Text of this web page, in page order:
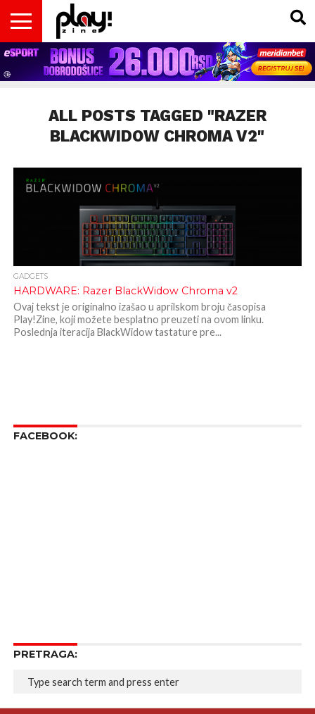
VESTI
MAGAZIN
PLAY!RETRO
PLAY!CAST
PLAY!CON
PLAY!BIZ
INSIDER
OPISI
IGARA
DOMAĆA
SCENA
INTERVJUI
GADGETS
FILM
& TV
KOLUMNE
ALL POSTS TAGGED "RAZER
BLACKWIDOW CHROMA V2"
GADGETS
HARDWARE: Razer BlackWidow Chroma v2
Ovaj tekst je originalno izašao u aprilskom broju časopisa
Play!Zine, koji možete besplatno preuzeti na ovom linku.
Poslednja iteracija BlackWidow tastature pre...
FACEBOOK:
PRETRAGA: